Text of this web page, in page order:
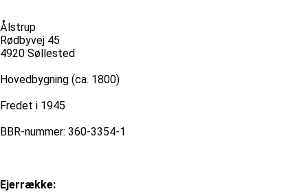
Ålstrup
Rødbyvej 45
4920 Søllested
Hovedbygning (ca. 1800)
Fredet i 1945
BBR-nummer: 360-3354-1
Ejerrække: